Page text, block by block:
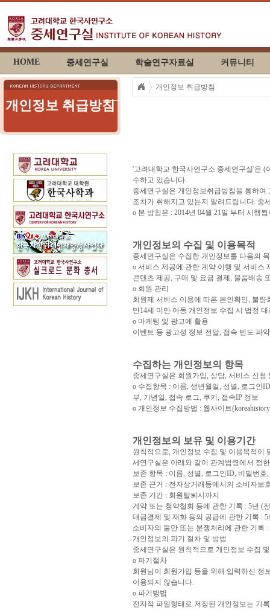
HOME 중세연구실 학술연구자료실 커뮤니티
개인정보 취급방침
개인정보 취급방침
'고려대학교 한국사연구소 중세연구실'은
수하고 있습니다.
중세연구실은 개인정보취급방침을 통하
조치가 취해지고 있는지 알려드립니다. 중
ο 본 방침은 : 2014년 04월 21일 부터 시행
개인정보의 수집 및 이용목적
중세연구실은 수집한 개인정보를 다음의
ο 서비스 제공에 관한 계약 이행 및 서비스
콘텐츠 제공, 구매 및 요금 결제, 물품배송
ο 회원 관리
회원제 서비스 이용에 따른 본인확인, 불
만14세 미만 아동 개인정보 수집 시 법정
ο 마케팅 및 광고에 활용
이벤트 등 광고성 정보 전달, 접속 빈도 파
수집하는 개인정보의 항목
중세연구실은 회원가입, 상담, 서비스 신
ο 수집항목 : 이름, 생년월일, 성별, 로그인
부, 기념일, 접속 로그, 쿠키, 접속IP 정보
ο 개인정보 수집방법 : 웹사이트
개인정보의 보유 및 이용기간
원칙적으로, 개인정보 수집 및 이용목적이
세연구실은 아래와 같이 관계법령에서 정
보존 항목 : 이름, 성별, 로그인ID, 비밀번
보존 근거 : 전자상거래등에서의 소비자보
보존 기간 : 회원탈퇴시까지
계약 또는 청약철회 등에 관한 기록 : 5년 (
대금결제 및 재화 등의 공급에 관한 기록 :
소비자의 불만 또는 분쟁처리에 관한 기록
개인정보의 파기 절차 및 방법
중세연구실은 원칙적으로 개인정보 수집
ο 파기절차
회원님이 회원가입 등을 위해 입력하신 정
이용되지 않습니다.
ο 파기방법
전자적 파일형태로 저장된 개인정보는 기